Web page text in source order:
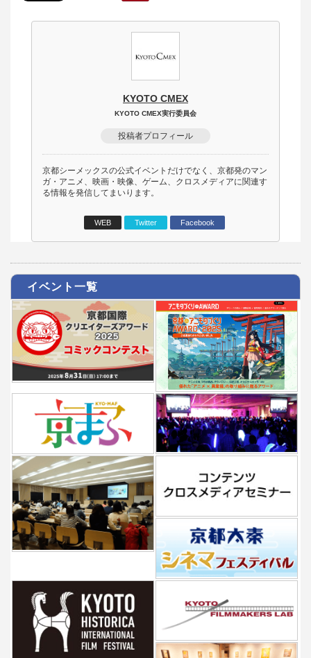
KYOTO CMEX
KYOTO CMEX実行委員会
投稿者プロフィール
京都シーメックスの公式イベントだけでなく、京都発のマン
ガ・アニメ、映画・映像、ゲーム、クロスメディアに関連す
る情報を発信してまいります。
WEB Twitter Facebook
イベント一覧